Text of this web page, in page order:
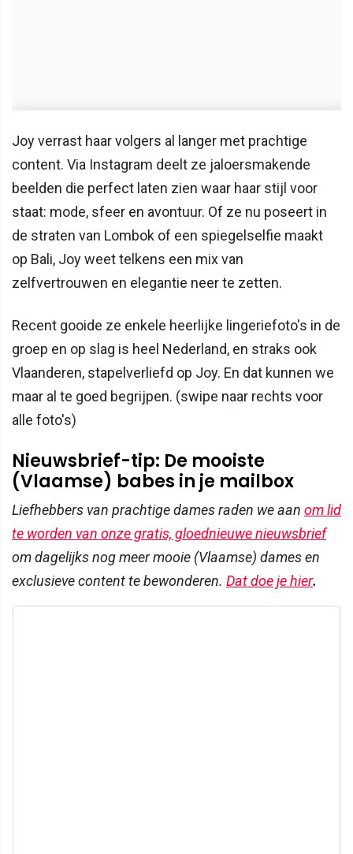
Joy verrast haar volgers al langer met prachtige
content. Via Instagram deelt ze jaloersmakende
beelden die perfect laten zien waar haar stijl voor
staat: mode, sfeer en avontuur. Of ze nu poseert in
de straten van Lombok of een spiegelselfie maakt
op Bali, Joy weet telkens een mix van
zelfvertrouwen en elegantie neer te zetten.
Recent gooide ze enkele heerlijke lingeriefoto's in de
groep en op slag is heel Nederland, en straks ook
Vlaanderen, stapelverliefd op Joy. En dat kunnen we
maar al te goed begrijpen. (swipe naar rechts voor
alle foto's)
Nieuwsbrief-tip: De mooiste
(Vlaamse) babes in je mailbox
Liefhebbers van prachtige dames raden we aan om lid
te worden van onze gratis, gloednieuwe nieuwsbrief
om dagelijks nog meer mooie (Vlaamse) dames en
exclusieve content te bewonderen. Dat doe je hier.